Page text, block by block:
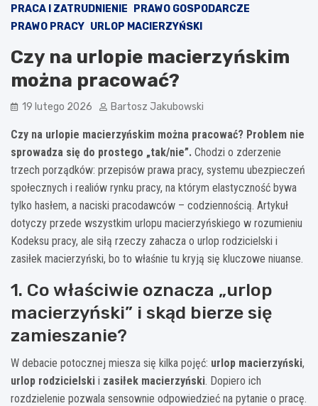
PRACA I ZATRUDNIENIE
PRAWO GOSPODARCZE
PRAWO PRACY URLOP MACIERZYŃSKI
Czy na urlopie macierzyńskim
można pracować?
19 lutego 2026 Bartosz Jakubowski
Czy na urlopie macierzyńskim można pracować? Problem nie
sprowadza się do prostego „tak/nie”. Chodzi o zderzenie
trzech porządków: przepisów prawa pracy, systemu ubezpieczeń
społecznych i realiów rynku pracy, na którym elastyczność bywa
tylko hasłem, a naciski pracodawców – codziennością. Artykuł
dotyczy przede wszystkim urlopu macierzyńskiego w rozumieniu
Kodeksu pracy, ale siłą rzeczy zahacza o urlop rodzicielski i
zasiłek macierzyński, bo to właśnie tu kryją się kluczowe niuanse.
1. Co właściwie oznacza „urlop
macierzyński” i skąd bierze się
zamieszanie?
W debacie potocznej miesza się kilka pojęć: urlop macierzyński,
urlop rodzicielski i zasiłek macierzyński. Dopiero ich
rozdzielenie pozwala sensownie odpowiedzieć na pytanie o pracę.